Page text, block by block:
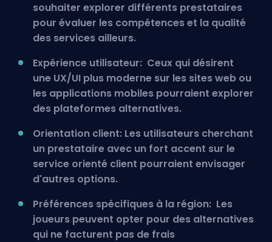
souhaiter explorer différents prestataires
pour évaluer les compétences et la qualité
des services ailleurs.
Expérience utilisateur: Ceux qui désirent
une UX/UI plus moderne sur les sites web ou
les applications mobiles pourraient explorer
des plateformes alternatives.
Orientation client: Les utilisateurs cherchant
un prestataire avec un fort accent sur le
service orienté client pourraient envisager
d'autres options.
Préférences spécifiques à la région: Les
joueurs peuvent opter pour des alternatives
qui ne facturent pas de frais